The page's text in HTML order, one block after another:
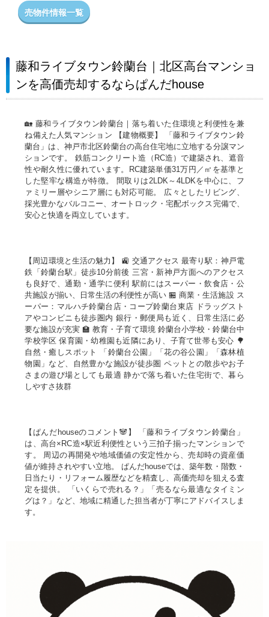
売物件情報一覧
藤和ライブタウン鈴蘭台｜北区高台マンショ
ンを高価売却するならぱんだhouse
🏡 藤和ライブタウン鈴蘭台｜落ち着いた住環境と利便性を兼
ね備えた人気マンション 【建物概要】 「藤和ライブタウン鈴
蘭台」は、神戸市北区鈴蘭台の高台住宅地に立地する分譲マン
ションです。 鉄筋コンクリート造（RC造）で建築され、遮音
性や耐久性に優れています。RC建築単価31万円／㎡を基準と
した堅牢な構造が特徴。 間取りは2LDK～4LDKを中心に、フ
ァミリー層やシニア層にも対応可能。 広々としたリビング、
採光豊かなバルコニー、オートロック・宅配ボックス完備で、
安心と快適を両立しています。
【周辺環境と生活の魅力】 🚉 交通アクセス 最寄り駅：神戸電
鉄「鈴蘭台駅」徒歩10分前後 三宮・新神戸方面へのアクセス
も良好で、通勤・通学に便利 駅前にはスーパー・飲食店・公
共施設が揃い、日常生活の利便性が高い 🏪 商業・生活施設 ス
ーパー：マルハチ鈴蘭台店・コープ鈴蘭台東店 ドラッグスト
アやコンビニも徒歩圏内 銀行・郵便局も近く、日常生活に必
要な施設が充実 🏫 教育・子育て環境 鈴蘭台小学校・鈴蘭台中
学校学区 保育園・幼稚園も近隣にあり、子育て世帯も安心 🌳
自然・癒しスポット 「鈴蘭台公園」「花の谷公園」「森林植
物園」など、自然豊かな施設が徒歩圏 ペットとの散歩やお子
さまの遊び場としても最適 静かで落ち着いた住宅街で、暮ら
しやすさ抜群
【ぱんだhouseのコメント🐼】 「藤和ライブタウン鈴蘭台」
は、高台×RC造×駅近利便性という三拍子揃ったマンションで
す。 周辺の再開発や地域価値の安定性から、売却時の資産価
値が維持されやすい立地。 ぱんだhouseでは、築年数・階数・
日当たり・リフォーム履歴などを精査し、高価売却を狙える査
定を提供。 「いくらで売れる？」「売るなら最適なタイミン
グは？」など、地域に精通した担当者が丁寧にアドバイスしま
す。